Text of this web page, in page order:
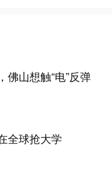
佛山想触“电”反弹
全球抢大学